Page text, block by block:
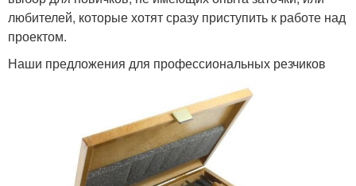
любителей, которые хотят сразу приступить к работе над
проектом.
Наши предложения для профессиональных резчиков